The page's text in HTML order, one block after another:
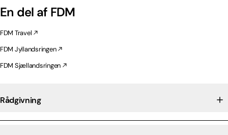
En del af FDM
FDM Travel
FDM Jyllandsringen
FDM Sjællandsringen
Rådgivning